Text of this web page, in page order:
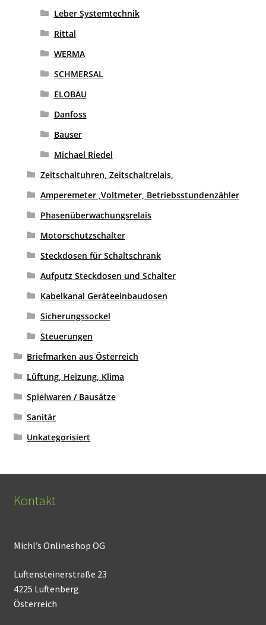
Leber Systemtechnik
Rittal
WERMA
SCHMERSAL
ELOBAU
Danfoss
Bauser
Michael Riedel
Zeitschaltuhren, Zeitschaltrelais,
Amperemeter ,Voltmeter, Betriebsstundenzähler
Phasenüberwachungsrelais
Motorschutzschalter
Steckdosen für Schaltschrank
Aufputz Steckdosen und Schalter
Kabelkanal Geräteeinbaudosen
Sicherungssockel
Steuerungen
Briefmarken aus Österreich
Lüftung, Heizung, Klima
Spielwaren / Bausätze
Sanitär
Unkategorisiert
Kontakt
Michl’s Onlineshop OG
Luftensteinerstraße 23
4225 Luftenberg
Österreich